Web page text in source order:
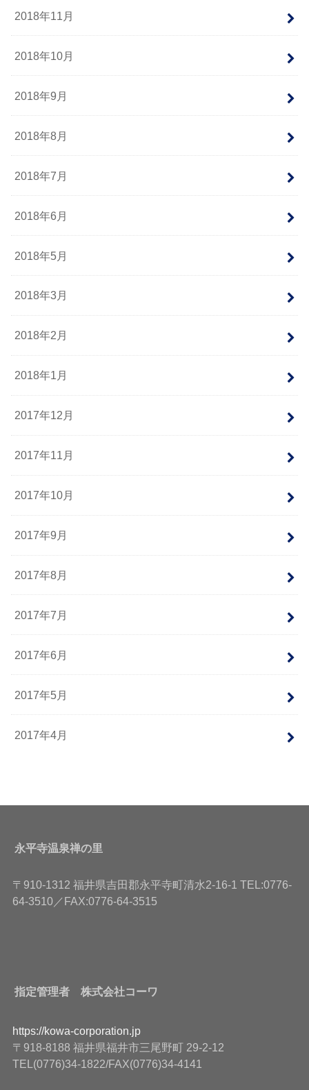
2018年11月
2018年10月
2018年9月
2018年8月
2018年7月
2018年6月
2018年5月
2018年3月
2018年2月
2018年1月
2017年12月
2017年11月
2017年10月
2017年9月
2017年8月
2017年7月
2017年6月
2017年5月
2017年4月
永平寺温泉禅の里
〒910-1312 福井県吉田郡永平寺町清水2-16-1 TEL:0776-
64-3510／FAX:0776-64-3515
指定管理者 株式会社コーワ
https://kowa-corporation.jp
〒918-8188 福井県福井市三尾野町 29-2-12
TEL(0776)34-1822/FAX(0776)34-4141